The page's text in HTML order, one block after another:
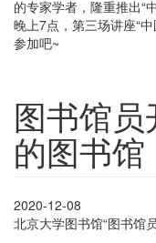
的专家学者，隆重推出“
晚上7点，第三场讲座“
参加吧~
图书馆
的图书馆
2020-12-08
北京大学图书馆“图书馆